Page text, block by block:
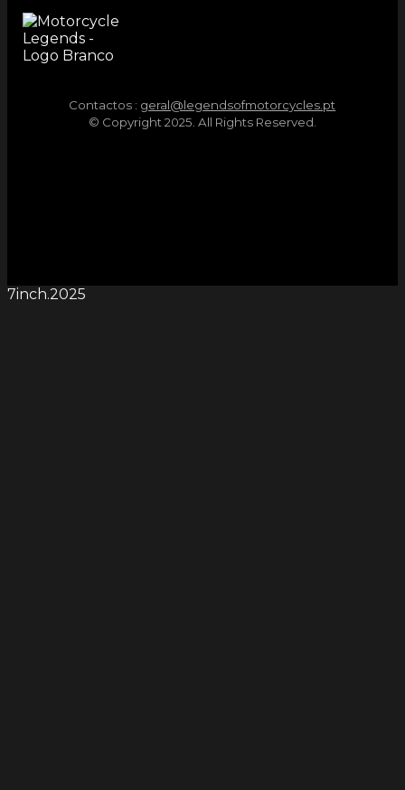
Contactos : geral@legendsofmotorcycles.pt
© Copyright 2025. All Rights Reserved.
7inch.2025